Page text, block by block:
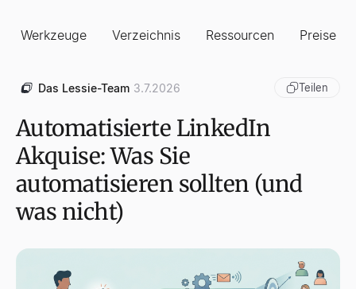
Werkzeuge Verzeichnis Ressourcen Preise
Das Lessie-Team 3.7.2026 Teilen
Automatisierte LinkedIn
Akquise: Was Sie
automatisieren sollten (und
was nicht)